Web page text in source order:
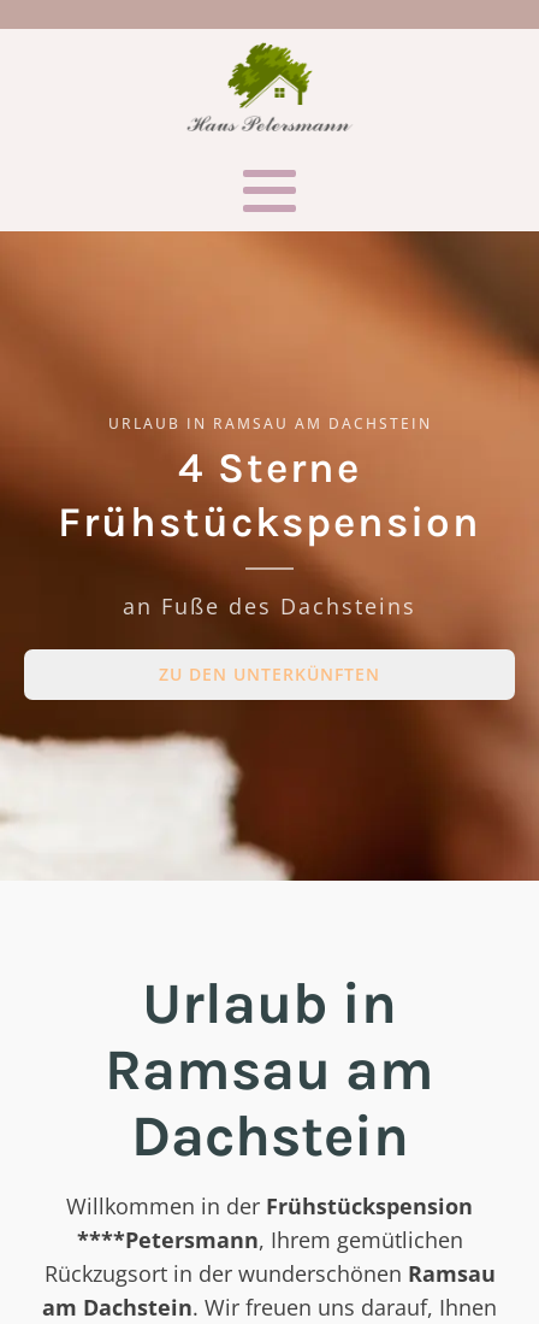
URLAUB IN RAMSAU AM DACHSTEIN
4 Sterne
Frühstückspension
an Fuße des Dachsteins
ZU DEN UNTERKÜNFTEN
Urlaub in
Ramsau am
Dachstein
Willkommen in der Frühstückspension
****Petersmann, Ihrem gemütlichen
Rückzugsort in der wunderschönen Ramsau
am Dachstein. Wir freuen uns darauf, Ihnen